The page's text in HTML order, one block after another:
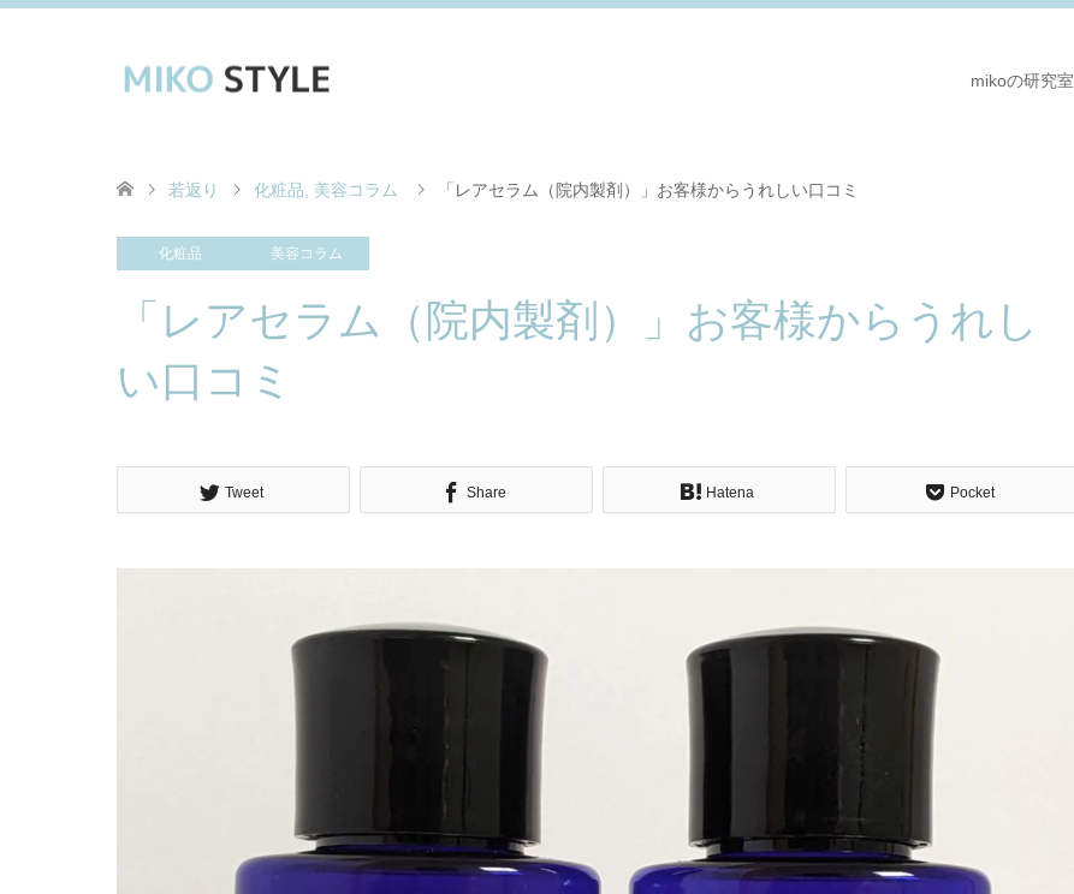
mikoの研究室
若返り 化粧品 美容コラム 「レアセラム（院内製剤）」お客様からうれしい口コミ
化粧品 美容コラム
「レアセラム（院内製剤）」お客様からうれし
い口コミ
Tweet Share Hatena Pocket